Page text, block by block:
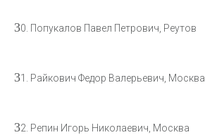
30. Попукалов Павел Петрович, Реутов
31. Райкович Федор Валерьевич, Москва
32. Репин Игорь Николаевич, Москва